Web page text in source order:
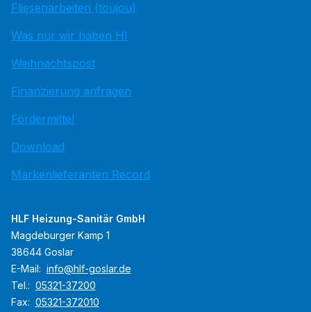
Fliesenarbeiten (toujou)
Was nur wir haben HI
Weihnachtspost
Finanzierung anfragen
Fördermittel
Download
Markenlieferanten Record
HLF Heizung-Sanitär GmbH
Magdeburger Kamp 1
38644 Goslar
E-Mail: info@hlf-goslar.de
Tel.: 05321-37200
Fax: 05321-372010